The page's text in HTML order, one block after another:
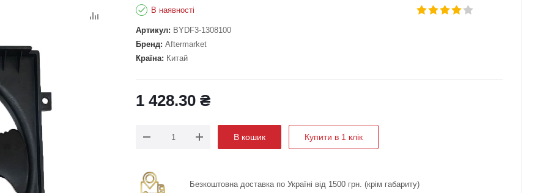
В наявності
Артикул: BYDF3-1308100
Бренд: Aftermarket
Країна: Китай
1 428.30 ₴
В кошик Купити в 1 клік
Безкоштовна доставка по Україні від 1500 грн. (крім габариту)